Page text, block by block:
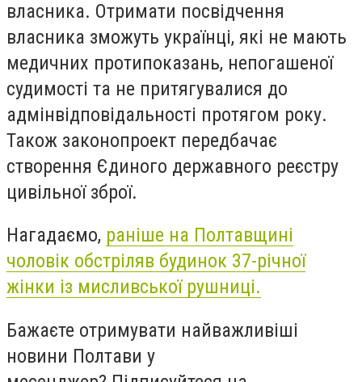
власника. Отримати посвідчення
власника зможуть українці, які не мають
медичних протипоказань, непогашеної
судимості та не притягувалися до
адмінвідповідальності протягом року.
Також законопроект передбачає
створення Єдиного державного реєстру
цивільної зброї.
Нагадаємо, раніше на Полтавщині
чоловік обстріляв будинок 37-річної
жінки із мисливської рушниці.
Бажаєте отримувати найважливіші
новини Полтави у